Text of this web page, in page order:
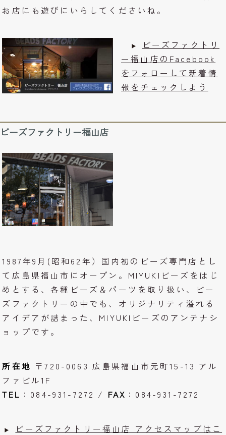
お店にも遊びにいらしてくださいね。
ビーズファクトリ
ー福山店のFacebook
をフォローして新着情
報をチェックしよう
ビーズファクトリー福山店
1987年9月(昭和62年）国内初のビーズ専門店とし
て広島県福山市にオープン。MIYUKIビーズをはじ
めとする、各種ビーズ＆パーツを取り扱い、ビー
ズファクトリーの中でも、オリジナリティ溢れる
アイデアが詰まった、MIYUKIビーズのアンテナシ
ョップです。
所在地 〒720-0063 広島県福山市元町15-13 アル
ファビル1F
TEL ：084-931-7272 / FAX ：084-931-7272
ビーズファクトリー福山店 アクセスマップはこ